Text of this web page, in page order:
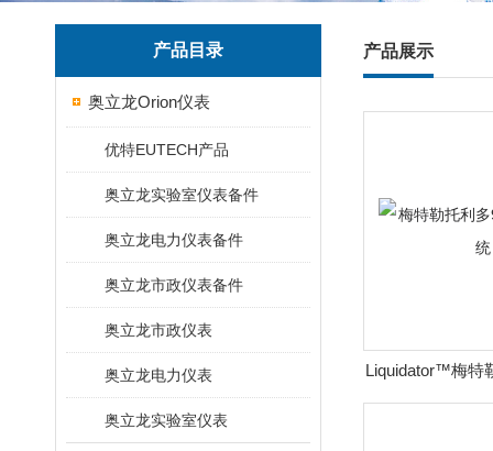
产品目录
奥立龙Orion仪表
优特EUTECH产品
奥立龙实验室仪表备件
奥立龙电力仪表备件
奥立龙市政仪表备件
奥立龙市政仪表
奥立龙电力仪表
奥立龙实验室仪表
产品展示
Liquidator™梅特
移液